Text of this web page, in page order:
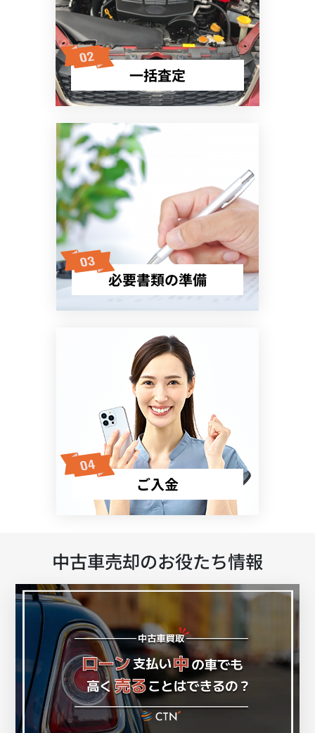
一括査定
必要書類の準備
ご入金
中古車売却のお役たち情報